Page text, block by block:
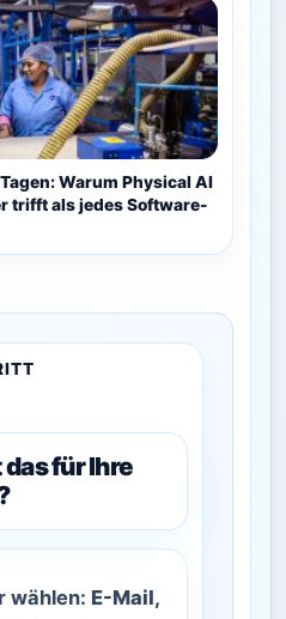
Warum Physical AI
trifft als jedes Software-
für Ihre
wählen: E-Mail,